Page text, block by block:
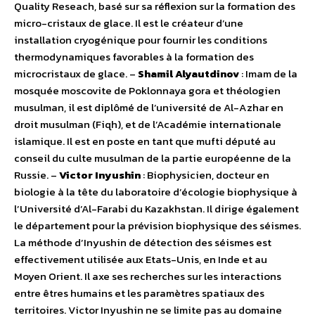
Quality Reseach, basé sur sa réflexion sur la formation des
micro-cristaux de glace. Il est le créateur d’une
installation cryogénique pour fournir les conditions
thermodynamiques favorables à la formation des
microcristaux de glace. – Shamil Alyautdinov: Imam de la
mosquée moscovite de Poklonnaya gora et théologien
musulman, il est diplômé de l’université de Al-Azhar en
droit musulman (Fiqh), et de l’Académie internationale
islamique. Il est en poste en tant que mufti député au
conseil du culte musulman de la partie européenne de la
Russie. –Victor Inyushin: Biophysicien, docteur en
biologie à la tête du laboratoire d’écologie biophysique à
l’Université d’Al-Farabi du Kazakhstan. Il dirige également
le département pour la prévision biophysique des séismes.
La méthode d’Inyushin de détection des séismes est
effectivement utilisée aux Etats-Unis, en Inde et au
Moyen Orient. Il axe ses recherches sur les interactions
entre êtres humains et les paramètres spatiaux des
territoires. Victor Inyushin ne se limite pas au domaine